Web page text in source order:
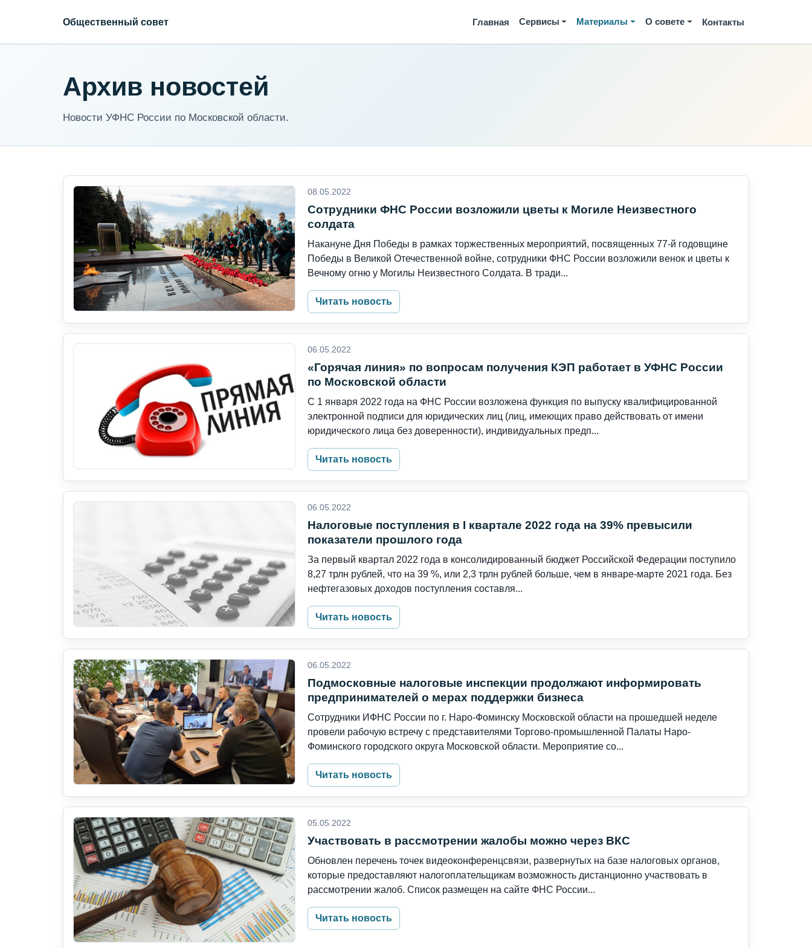
Общественный совет Главная Сервисы Материалы О совете Контакты
Архив новостей
Новости УФНС России по Московской области.
08.05.2022
Сотрудники ФНС России возложили цветы к Могиле Неизвестного
солдата
Накануне Дня Победы в рамках торжественных мероприятий, посвященных 77-й годовщине
Победы в Великой Отечественной войне, сотрудники ФНС России возложили венок и цветы к
Вечному огню у Могилы Неизвестного Солдата. В тради...
Читать новость
06.05.2022
«Горячая линия» по вопросам получения КЭП работает в УФНС России
по Московской области
С 1 января 2022 года на ФНС России возложена функция по выпуску квалифицированной
электронной подписи для юридических лиц (лиц, имеющих право действовать от имени
юридического лица без доверенности), индивидуальных предп...
Читать новость
06.05.2022
Налоговые поступления в I квартале 2022 года на 39% превысили
показатели прошлого года
За первый квартал 2022 года в консолидированный бюджет Российской Федерации поступило
8,27 трлн рублей, что на 39 %, или 2,3 трлн рублей больше, чем в январе-марте 2021 года. Без
нефтегазовых доходов поступления составля...
Читать новость
06.05.2022
Подмосковные налоговые инспекции продолжают информировать
предпринимателей о мерах поддержки бизнеса
Сотрудники ИФНС России по г. Наро-Фоминску Московской области на прошедшей неделе
провели рабочую встречу с представителями Торгово-промышленной Палаты Наро-
Фоминского городского округа Московской области. Мероприятие со...
Читать новость
05.05.2022
Участвовать в рассмотрении жалобы можно через ВКС
Обновлен перечень точек видеоконференцсвязи, развернутых на базе налоговых органов,
которые предоставляют налогоплательщикам возможность дистанционно участвовать в
рассмотрении жалоб. Список размещен на сайте ФНС России...
Читать новость